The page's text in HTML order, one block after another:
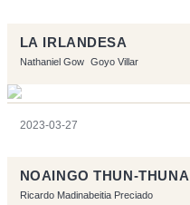
LA IRLANDESA
Nathaniel Gow Goyo Villar
2023-03-27
NOAINGO THUN-THUNA
Ricardo Madinabeitia Preciado